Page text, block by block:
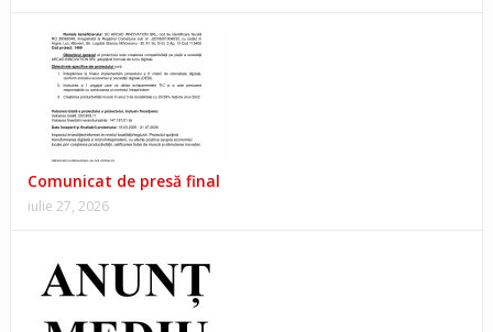
Comunicat de presă final
iulie 27, 2026